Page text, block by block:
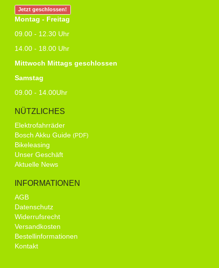
Jetzt geschlossen!
Montag - Freitag
09.00 - 12.30 Uhr
14.00 - 18.00 Uhr
Mittwoch Mittags geschlossen
Samstag
09.00 - 14.00Uhr
NÜTZLICHES
Elektrofahrräder
Bosch Akku Guide (PDF)
Bikeleasing
Unser Geschäft
Aktuelle News
INFORMATIONEN
AGB
Datenschutz
Widerrufsrecht
Versandkosten
Bestellinformationen
Kontakt